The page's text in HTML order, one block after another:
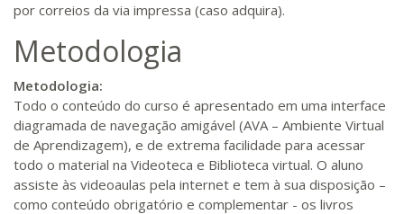
por correios da via impressa (caso adquira).
Metodologia
Metodologia:
Todo o conteúdo do curso é apresentado em uma interface
diagramada de navegação amigável (AVA – Ambiente Virtual
de Aprendizagem), e de extrema facilidade para acessar
todo o material na Videoteca e Biblioteca virtual. O aluno
assiste às videoaulas pela internet e tem à sua disposição –
como conteúdo obrigatório e complementar - os livros